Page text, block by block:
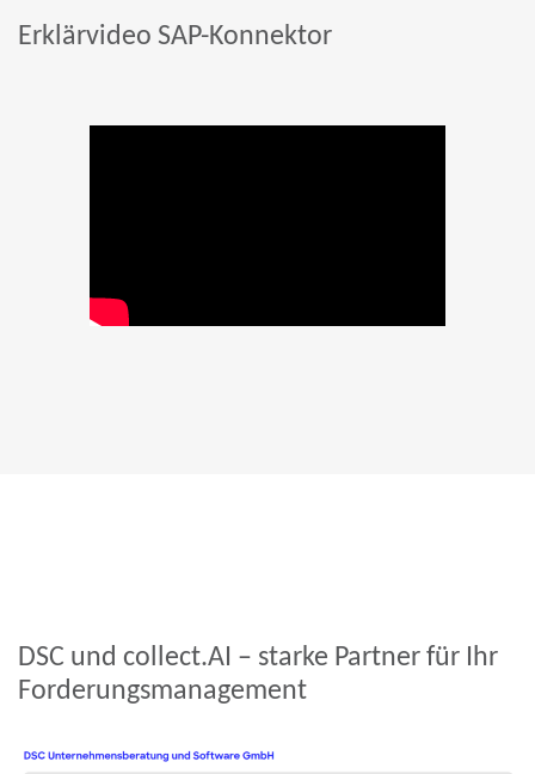
Erklärvideo SAP-Konnektor
DSC und collect.AI – starke Partner für Ihr
Forderungsmanagement